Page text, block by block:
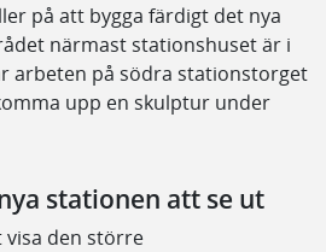
på att bygga färdigt det nya
närmast stationshuset är i
arbeten på södra stationstorget
upp en skulptur under
stationen att se ut
visa den större